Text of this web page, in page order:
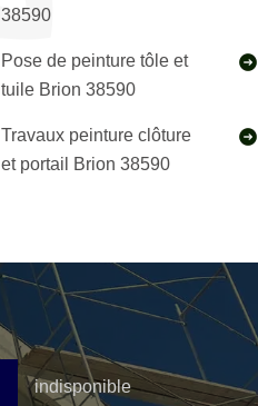
38590
Pose de peinture tôle et
tuile Brion 38590
Travaux peinture clôture
et portail Brion 38590
indisponible